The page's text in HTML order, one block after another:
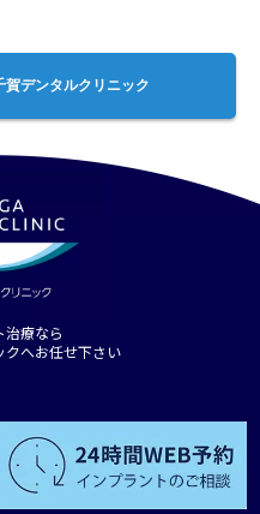
大きくなります。 ただ
た、初期費用
しでも抑えたい方は、デ
対応している医院を検討
プラント周囲炎を患った
とは、インプラント周辺
ラントも天
なブラッシングでお手入
ンテナンスを受けること
で、骨吸収（顎の骨が減
期待できます。入れ歯や
にくくなり、顎周りの
なることも期待できま
デメリットやリスクとし
１）すべ
安全性、将
ンプラント治療の適用が
。 例として、内
などの全身疾患をお持ち
プラントが難しくなるケ
喰いしばりや歯軋りなど
場合があります。 デメ
全部の場合） インプ
法のことです。「インプ
。 歯を失った箇
〜6本のインプラントを埋
というパーツと入れ歯を
険治療の）入れ歯でよく
外れやすい・痛い」など
法の費用
の骨造成手術の費用相
前後となります（症状
のメンテナ
にも歯科医院での定期的
重要です。術後のメンテ
～1万円程度が目安とな
院を選ぶことも大切で
は、患者様のお口の状態
プション等によっても異
り30万円〜50万円程度
ラント手術費用や上部構
って費用がかかります。
メーカーや、医院の設
てインプラントの費用
ます。 ※費用の内
ては、下記の記事でも詳
デンタルクリニック
治療なら
クへお任せ下さい